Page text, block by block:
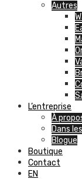
Autres
L’entreprise
À
Dans
Blogue
Boutique
Contact
EN